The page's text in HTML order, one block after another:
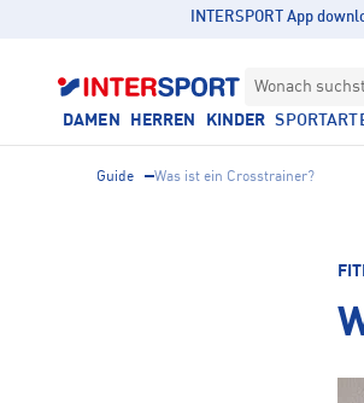
INTERSPORT App
Wonach
DAMEN HERREN KINDER
Guide Was ist ein Crosstrainer?